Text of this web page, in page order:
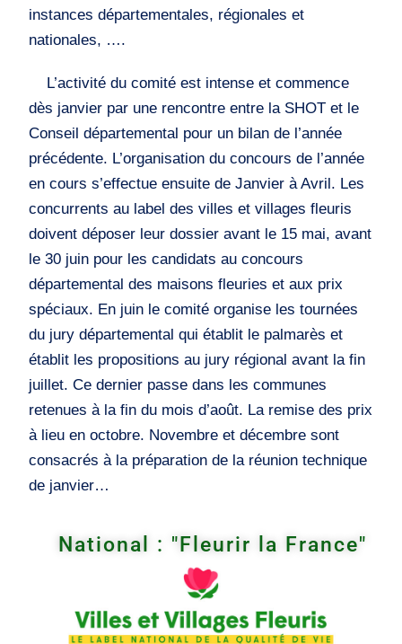
instances départementales, régionales et
nationales, ….
L’activité du comité est intense et commence
dès janvier par une rencontre entre la SHOT et le
Conseil départemental pour un bilan de l’année
précédente. L’organisation du concours de l’année
en cours s’effectue ensuite de Janvier à Avril. Les
concurrents au label des villes et villages fleuris
doivent déposer leur dossier avant le 15 mai, avant
le 30 juin pour les candidats au concours
départemental des maisons fleuries et aux prix
spéciaux. En juin le comité organise les tournées
du jury départemental qui établit le palmarès et
établit les propositions au jury régional avant la fin
juillet. Ce dernier passe dans les communes
retenues à la fin du mois d’août. La remise des prix
à lieu en octobre. Novembre et décembre sont
consacrés à la préparation de la réunion technique
de janvier…
National : "Fleurir la France"